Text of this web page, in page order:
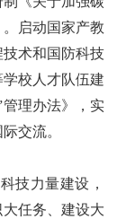
启动国家产教
术和国防科技
校人才队伍建
理办法》，实
交流。
技力量建设，
任务、建设大